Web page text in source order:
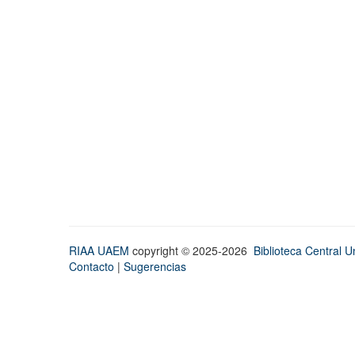
RIAA UAEM copyright © 2025-2026 Biblioteca Central
Contacto | Sugerencias